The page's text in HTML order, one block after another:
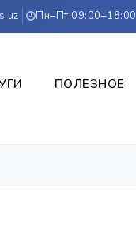
Пн–Пт 09:00–18:00
ПОЛЕЗНОЕ